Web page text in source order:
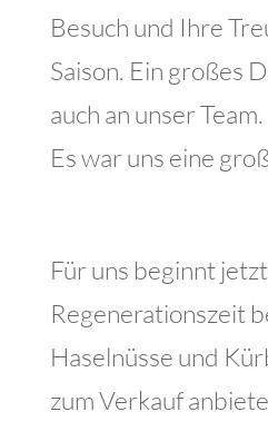
Besuch und Ihre
Saison. Ein großes
auch an unser Team.
Es war uns eine
Für uns beginnt
Regenerationszeit
Haselnüsse und
zum Verkauf